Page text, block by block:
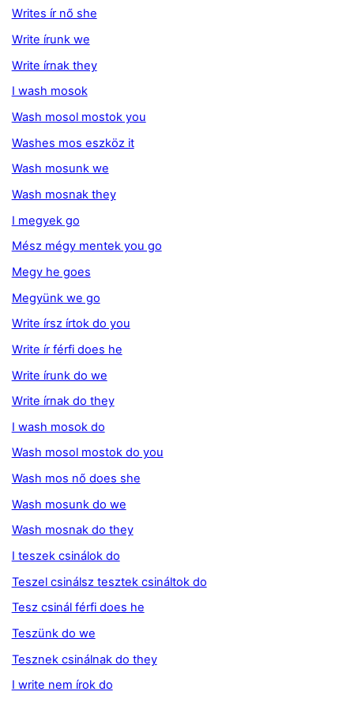
Writes ír nő she
Write írunk we
Write írnak they
I wash mosok
Wash mosol mostok you
Washes mos eszköz it
Wash mosunk we
Wash mosnak they
I megyek go
Mész mégy mentek you go
Megy he goes
Megyünk we go
Write írsz írtok do you
Write ír férfi does he
Write írunk do we
Write írnak do they
I wash mosok do
Wash mosol mostok do you
Wash mos nő does she
Wash mosunk do we
Wash mosnak do they
I teszek csinálok do
Teszel csinálsz tesztek csináltok do
Tesz csinál férfi does he
Teszünk do we
Tesznek csinálnak do they
I write nem írok do